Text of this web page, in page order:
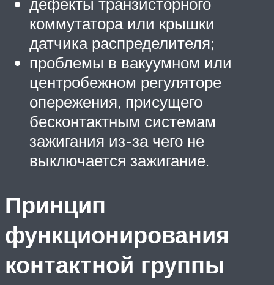
коммутатора или крышки
датчика распределителя;
проблемы в вакуумном или
центробежном регуляторе
опережения, присущего
бесконтактным системам
зажигания из-за чего не
выключается зажигание.
Принцип
функционирования
контактной группы